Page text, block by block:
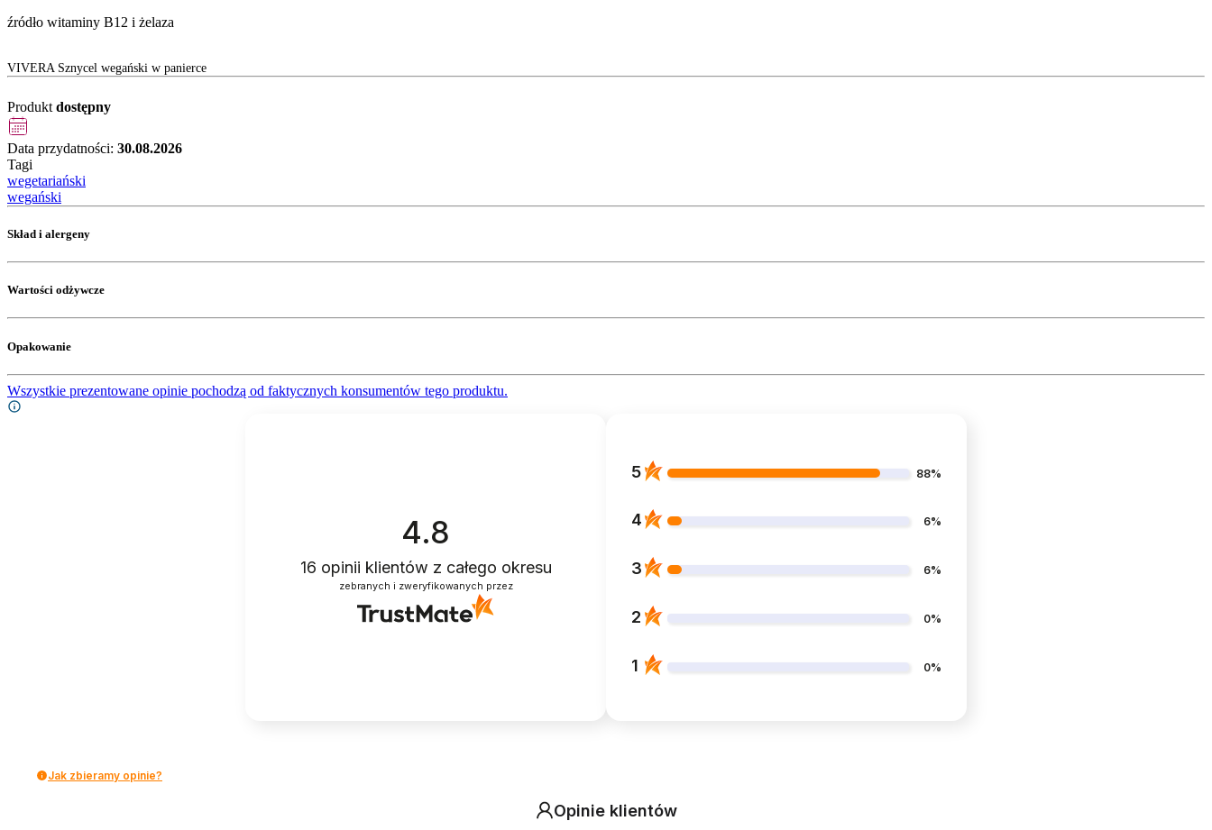
źródło witaminy B12 i żelaza
VIVERA Sznycel wegański w panierce
Produkt dostępny
Data przydatności: 30.08.2026
Tagi
wegetariański
wegański
Skład i alergeny
Wartości odżywcze
Opakowanie
Wszystkie prezentowane opinie pochodzą od faktycznych konsumentów tego produktu.
4.8
16 opinii klientów z całego okresu
zebranych i zweryfikowanych przez
5 88%
4 6%
3 6%
2 0%
1 0%
Jak zbieramy opinie?
Opinie klientów